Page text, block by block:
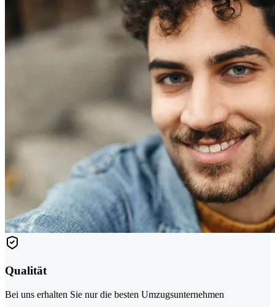
Qualität
Bei uns erhalten Sie nur die besten Umzugsunternehmen